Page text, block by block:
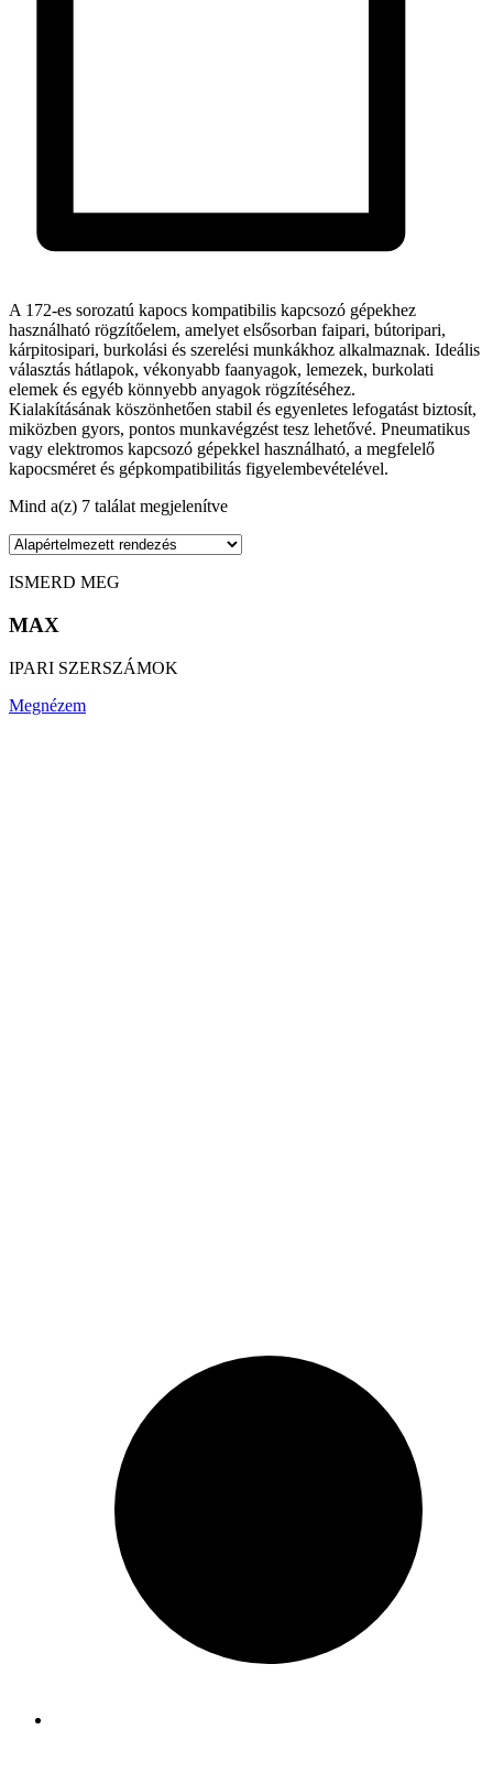
A 172-es sorozatú kapocs kompatibilis kapcsozó gépekhez
használható rögzítőelem, amelyet elsősorban faipari, bútoripari,
kárpitosipari, burkolási és szerelési munkákhoz alkalmaznak. Ideális
választás hátlapok, vékonyabb faanyagok, lemezek, burkolati
elemek és egyéb könnyebb anyagok rögzítéséhez.
Kialakításának köszönhetően stabil és egyenletes lefogatást biztosít,
miközben gyors, pontos munkavégzést tesz lehetővé. Pneumatikus
vagy elektromos kapcsozó gépekkel használható, a megfelelő
kapocsméret és gépkompatibilitás figyelembevételével.
Mind a(z) 7 találat megjelenítve
ISMERD MEG
MAX
IPARI SZERSZÁMOK
Megnézem